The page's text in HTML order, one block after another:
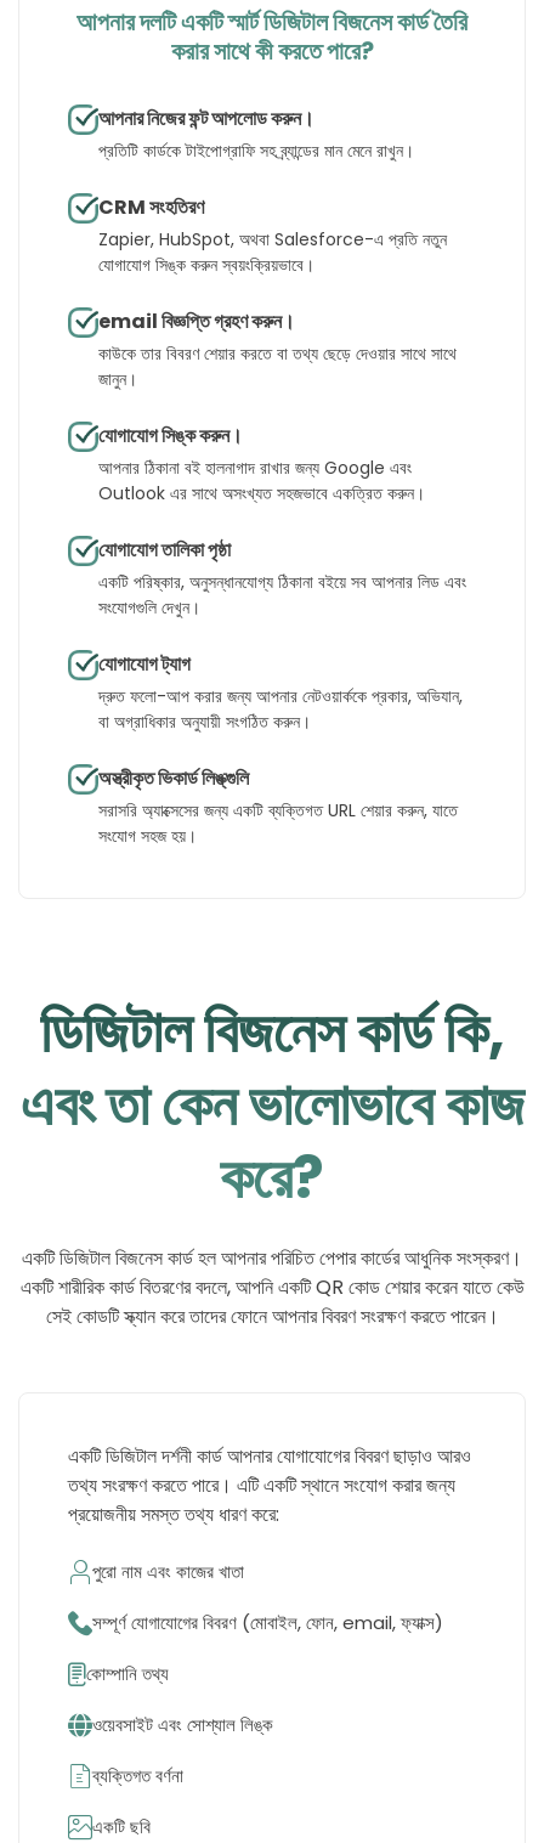
আপনার দলটি একটি স্মার্ট ডিজিটাল বিজনেস কার্ড তৈরি
করার সাথে কী করতে পারে?
আপনার নিজের ফন্ট আপলোড করুন।
প্রতিটি কার্ডকে টাইপোগ্রাফি সহ ব্র্যান্ডের মান মেনে রাখুন।
CRM সংহতিরণ
Zapier, HubSpot, অথবা Salesforce-এ প্রতি নতুন
যোগাযোগ সিঙ্ক করুন স্বয়ংক্রিয়ভাবে।
email বিজ্ঞপ্তি গ্রহণ করুন।
কাউকে তার বিবরণ শেয়ার করতে বা তথ্য ছেড়ে দেওয়ার সাথে সাথে
জানুন।
যোগাযোগ সিঙ্ক করুন।
আপনার ঠিকানা বই হালনাগাদ রাখার জন্য Google এবং
Outlook এর সাথে অসংখ্যত সহজভাবে একত্রিত করুন।
যোগাযোগ তালিকা পৃষ্ঠা
একটি পরিষ্কার, অনুসন্ধানযোগ্য ঠিকানা বইয়ে সব আপনার লিড এবং
সংযোগগুলি দেখুন।
যোগাযোগ ট্যাগ
দ্রুত ফলো-আপ করার জন্য আপনার নেটওয়ার্ককে প্রকার, অভিযান,
বা অগ্রাধিকার অনুযায়ী সংগঠিত করুন।
অস্ত্রীকৃত ভিকার্ড লিঙ্ক্‌গুলি
সরাসরি অ্যাক্সেসের জন্য একটি ব্যক্তিগত URL শেয়ার করুন, যাতে
সংযোগ সহজ হয়।
ডিজিটাল বিজনেস কার্ড কি,
এবং তা কেন ভালোভাবে কাজ
করে?
একটি ডিজিটাল বিজনেস কার্ড হল আপনার পরিচিত পেপার কার্ডের আধুনিক সংস্করণ।
একটি শারীরিক কার্ড বিতরণের বদলে, আপনি একটি QR কোড শেয়ার করেন যাতে কেউ
সেই কোডটি স্ক্যান করে তাদের ফোনে আপনার বিবরণ সংরক্ষণ করতে পারেন।
একটি ডিজিটাল দর্শনী কার্ড আপনার যোগাযোগের বিবরণ ছাড়াও আরও
তথ্য সংরক্ষণ করতে পারে। এটি একটি স্থানে সংযোগ করার জন্য
প্রয়োজনীয় সমস্ত তথ্য ধারণ করে:
পুরো নাম এবং কাজের খাতা
সম্পূর্ণ যোগাযোগের বিবরণ (মোবাইল, ফোন, email, ফ্যাক্স)
কোম্পানি তথ্য
ওয়েবসাইট এবং সোশ্যাল লিঙ্ক
ব্যক্তিগত বর্ণনা
একটি ছবি